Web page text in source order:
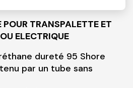
POUR TRANSPALETTE ET
ELECTRIQUE
dureté 95 Shore
par un tube sans